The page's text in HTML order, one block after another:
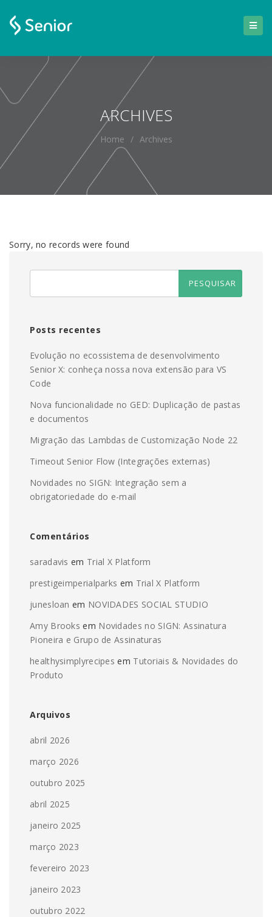
ARCHIVES
Home / Archives
Sorry, no records were found
Posts recentes
Evolução no ecossistema de desenvolvimento
Senior X: conheça nossa nova extensão para VS
Code
Nova funcionalidade no GED: Duplicação de pastas
e documentos
Migração das Lambdas de Customização Node 22
Timeout Senior Flow (Integrações externas)
Novidades no SIGN: Integração sem a
obrigatoriedade do e-mail
Comentários
saradavis em Trial X Platform
prestigeimperialparks em Trial X Platform
junesloan em NOVIDADES SOCIAL STUDIO
Amy Brooks em Novidades no SIGN: Assinatura
Pioneira e Grupo de Assinaturas
healthysimplyrecipes em Tutoriais & Novidades do
Produto
Arquivos
abril 2026
março 2026
outubro 2025
abril 2025
janeiro 2025
março 2023
fevereiro 2023
janeiro 2023
outubro 2022